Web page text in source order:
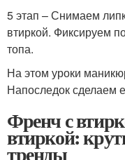
5 этап – Снимаем
втиркой. Фиксируем
топа.
На этом уроки
Напоследок сделаем
Френч с
втиркой:
тренды